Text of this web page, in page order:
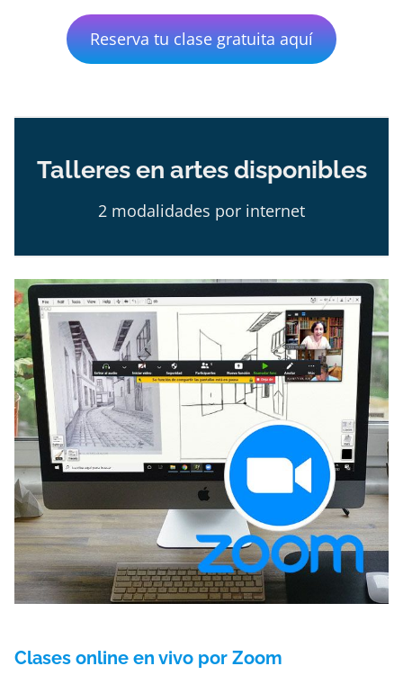
Reserva tu clase gratuita aquí
Talleres en artes disponibles
2 modalidades por internet
Clases online en vivo por Zoom